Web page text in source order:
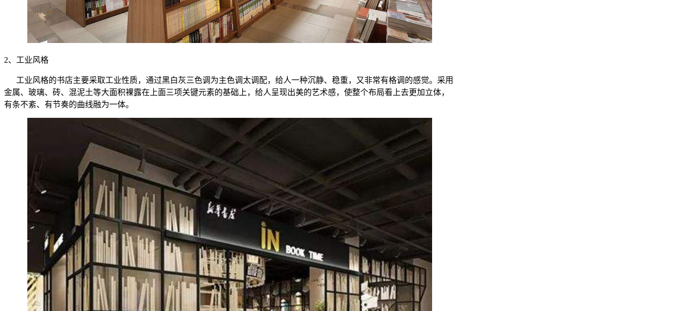
2、 工业风格
工业风格的书店主要采取工业性质，通过黑白灰三色调为主色调太调配，给人一种沉静、稳重，又非常有格调的感觉。采用
金属、玻璃、砖、混泥土等大面积裸露在上面三项关键元素的基础上，给人呈现出美的艺术感，使整个布局看上去更加立体，
有条不紊、有节奏的曲线融为一体。